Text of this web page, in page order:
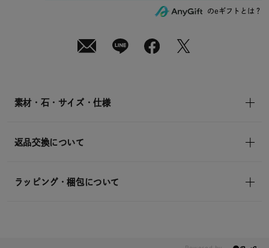
のeギフトとは？
素材・石・サイズ・仕様
返品交換について
ラッピング・梱包について